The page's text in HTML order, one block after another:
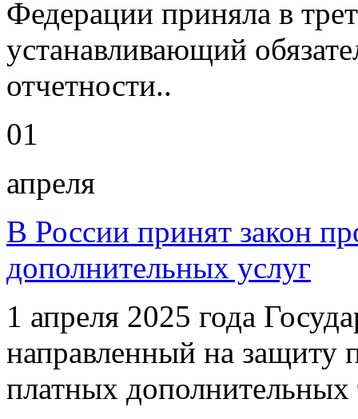
Федерации приняла в
устанавливающий
отчетности..
01
апреля
В России принят закон
дополнительных услуг
1 апреля 2025 года
направленный на защиту
платных дополнительных